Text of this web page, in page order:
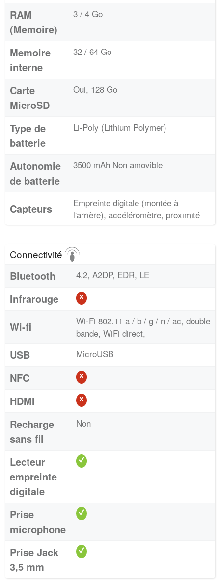
RAM
(Memoire)
3 / 4 Go
Memoire
interne
32 / 64 Go
Carte
MicroSD
Oui, 128 Go
Type de
batterie
Li-Poly (Lithium Polymer)
Autonomie
de batterie
3500 mAh Non amovible
Capteurs
Empreinte digitale (montée à
l'arrière), accéléromètre, proximité
Connectivité
Bluetooth 4.2, A2DP, EDR, LE
Infrarouge
Wi-fi
Wi-Fi 802.11 a / b / g / n / ac, double
bande, WiFi direct,
USB MicroUSB
NFC
HDMI
Recharge
sans fil
Non
Lecteur
empreinte
digitale
Prise
microphone
Prise Jack
3,5 mm